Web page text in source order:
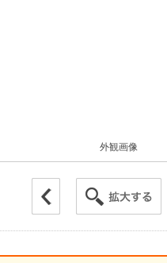
外観画像